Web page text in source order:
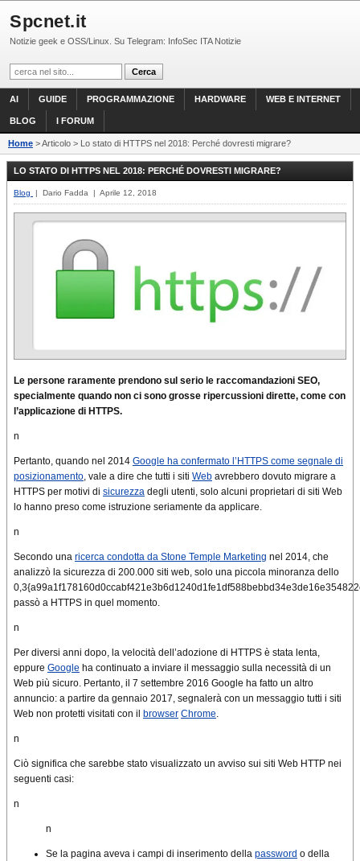
Spcnet.it
Notizie geek e OSS/Linux. Su Telegram: InfoSec ITA Notizie
AI GUIDE PROGRAMMAZIONE HARDWARE WEB E INTERNET
BLOG I FORUM
Home > Articolo > Lo stato di HTTPS nel 2018: Perché dovresti migrare?
LO STATO DI HTTPS NEL 2018: PERCHÉ DOVRESTI MIGRARE?
Blog | Dario Fadda | Aprile 12, 2018
Le persone raramente prendono sul serio le raccomandazioni SEO,
specialmente quando non ci sono grosse ripercussioni dirette, come con
l’applicazione di HTTPS.
n
Pertanto, quando nel 2014 Google ha confermato l’HTTPS come segnale di
posizionamento, vale a dire che tutti i siti Web avrebbero dovuto migrare a
HTTPS per motivi di sicurezza degli utenti, solo alcuni proprietari di siti Web
lo hanno preso come istruzione seriamente da applicare.
n
Secondo una ricerca condotta da Stone Temple Marketing nel 2014, che
analizzò la sicurezza di 200.000 siti web, solo una piccola minoranza dello
passò a HTTPS in quel momento.
n
Per diversi anni dopo, la velocità dell’adozione di HTTPS è stata lenta,
eppure Google ha continuato a inviare il messaggio sulla necessità di un
Web più sicuro. Pertanto, il 7 settembre 2016 Google ha fatto un altro
annuncio: a partire da gennaio 2017, segnalerà con un messaggio tutti i siti
Web non protetti visitati con il browser Chrome.
n
Ciò significa che sarebbe stato visualizzato un avviso sui siti Web HTTP nei
seguenti casi:
n
n
Se la pagina aveva i campi di inserimento della password o della